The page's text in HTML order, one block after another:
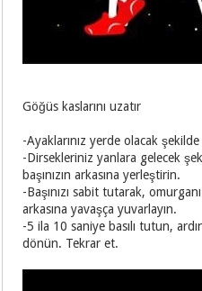
Göğüs kaslarını uzatır
-Ayaklarınız yerde olacak
-Dirsekleriniz yanlara gelecek
başınızın arkasına yerleştirin.
-Başınızı sabit tutarak,
arkasına yavaşça yuvarlayın.
-5 ila 10 saniye basılı tutun,
dönün. Tekrar et.